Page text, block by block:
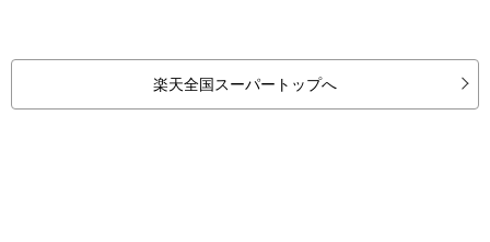
楽天全国スーパートップへ